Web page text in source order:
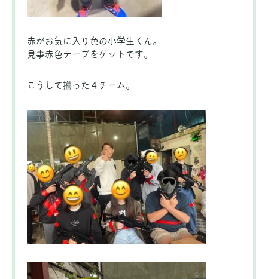
赤がお気に入り色の小学生くん。
見事赤色テープをゲットです。
こうして揃った４チーム。